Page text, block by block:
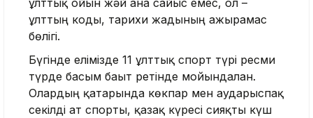
ұлттың коды, тарихи жадының ажырамас
бөлігі.
Бүгінде елімізде 11 ұлттық спорт түрі ресми
түрде басым бағыт ретінде мойындалған.
Олардың қатарында көкпар мен аударыспақ
секілді ат спорты, қазақ күресі сияқты күш